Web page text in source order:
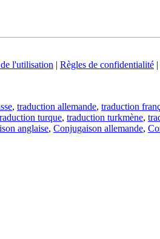
l'utilisation | Règles de confidentialité |
, traduction allemande, traduction
turque, traduction turkmène,
anglaise, Conjugaison allemande,